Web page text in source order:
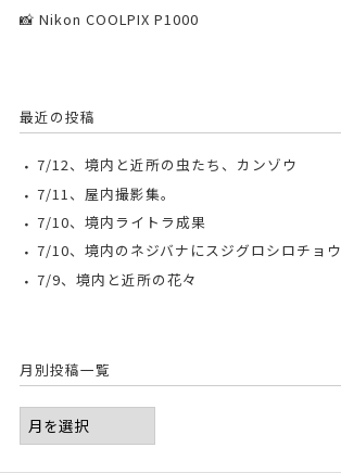
📸 Nikon COOLPIX P1000
最近の投稿
7/12、境内と近所の虫たち、カンゾウ
7/11、屋内撮影集。
7/10、境内ライトラ成果
7/10、境内のネジバナにスジグロシロチョウ
7/9、境内と近所の花々
月別投稿一覧